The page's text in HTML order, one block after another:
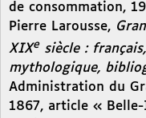
de consommation,
Pierre Larousse,
XIXe siècle :
mythologique,
Administration du
1867, article «